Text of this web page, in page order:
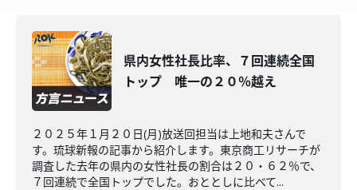
県内女性社長比率、７回連続全国
トップ 唯一の２０％越え
２０２５年１月２０日(月)放送回担当は上地和夫さんで
す。琉球新報の記事から紹介します。東京商工リサーチが
調査した去年の県内の女性社長の割合は２０・６２％で、
７回連続で全国トップでした。おととしに比べて...